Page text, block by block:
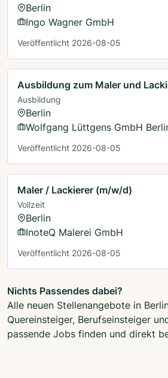
Berlin
Ingo Wagner GmbH
Veröffentlicht 2026-08-05
Ausbildung zum Maler und
Ausbildung
Berlin
Wolfgang Lüttgens GmbH
Veröffentlicht 2026-08-05
Maler / Lackierer (m/w/d)
Vollzeit
Berlin
InoteQ Malerei GmbH
Veröffentlicht 2026-08-05
Nichts Passendes dabei?
Alle neuen Stellenangebote in
Quereinsteiger, Berufseinsteiger
passende Jobs finden und direkt